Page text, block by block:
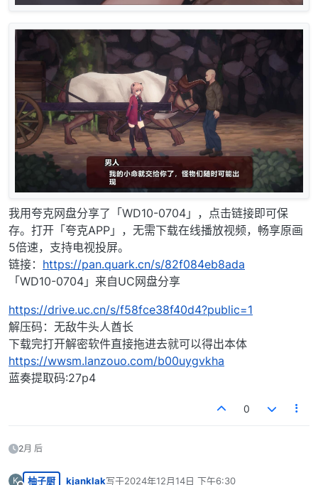
我用夸克网盘分享了「WD10-0704」，点击链接即可保
存。打开「夸克APP」，无需下载在线播放视频，畅享原画
5倍速，支持电视投屏。
链接： https://pan.quark.cn/s/82f084eb8ada
「WD10-0704」来自UC网盘分享
https://drive.uc.cn/s/f58fce38f40d4?public=1
解压码：无敌牛头人酋长
下载完打开解密软件直接拖进去就可以得出本体
https://wwsm.lanzouo.com/b00uygvkha
蓝奏提取码:27p4
0
2月 后
K 柚子厨 kjanklak写于2024年12月14日 下午6:30